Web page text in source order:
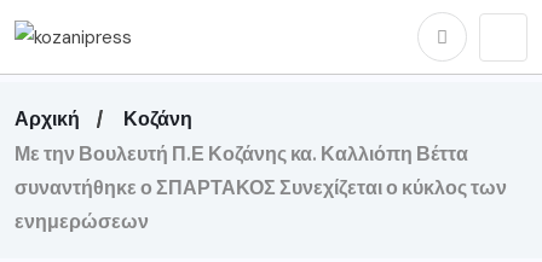
Αρχική
Κοζάνη
Με την Βουλευτή Π.Ε Κοζάνης κα. Καλλιόπη Βέττα
συναντήθηκε ο ΣΠΑΡΤΑΚΟΣ Συνεχίζεται ο κύκλος των
ενημερώσεων